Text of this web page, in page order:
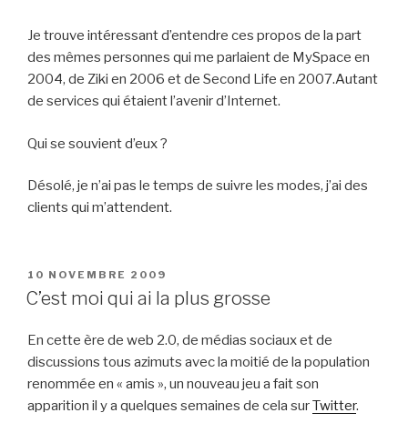
Je trouve intéressant d’entendre ces propos de la part
des mêmes personnes qui me parlaient de MySpace en
2004, de Ziki en 2006 et de Second Life en 2007.Autant
de services qui étaient l’avenir d’Internet.
Qui se souvient d’eux ?
Désolé, je n’ai pas le temps de suivre les modes, j’ai des
clients qui m’attendent.
PUBLIÉ
LE
10 NOVEMBRE 2009
C’est moi qui ai la plus grosse
En cette ère de web 2.0, de médias sociaux et de
discussions tous azimuts avec la moitié de la population
renommée en « amis », un nouveau jeu a fait son
apparition il y a quelques semaines de cela surTwitter.